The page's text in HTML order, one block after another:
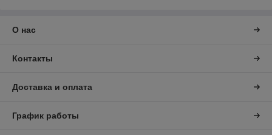
О нас
Контакты
Доставка и оплата
График работы